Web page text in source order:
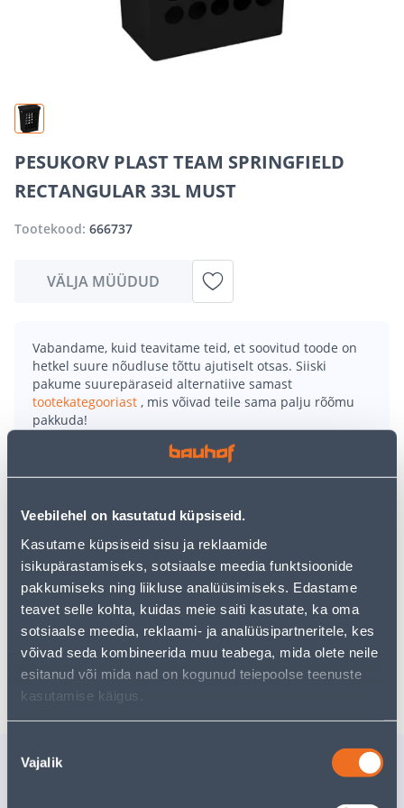
Veebilehel on kasutatud küpsiseid.
Kasutame küpsiseid sisu ja reklaamide
isikupärastamiseks, sotsiaalse meedia funktsioonide
pakkumiseks ning liikluse analüüsimiseks. Edastame
teavet selle kohta, kuidas meie saiti kasutate, ka oma
sotsiaalse meedia, reklaami- ja analüüsipartneritele, kes
võivad seda kombineerida muu teabega, mida olete neile
esitanud või mida nad on kogunud teiepoolse teenuste
kasutamise käigus.
valik
Vajalik
PESUKORV PLAST TEAM SPRINGFIELD
RECTANGULAR 33L MUST
Tootekood: 666737
VÄLJA MÜÜDUD
Vabandame, kuid teavitame teid, et soovitud toode on
hetkel suure nõudluse tõttu ajutiselt otsas. Siiski
pakume suurepäraseid alternatiive samast
tootekategooriast , mis võivad teile sama palju rõõmu
pakkuda!
uurimistööd saate jätkata, naastes
kasutades meie võimsat otsingufunktsiooni, et leida
• Pesukorvi mahutavus on 33 liitrit.
• Korvi mõõtmed on 26 x 39 x 49,8 cm.
• Musta värvi.
• 14-päevane tagastusõigus.
Tarne pole võimalik
Sarnased tooted